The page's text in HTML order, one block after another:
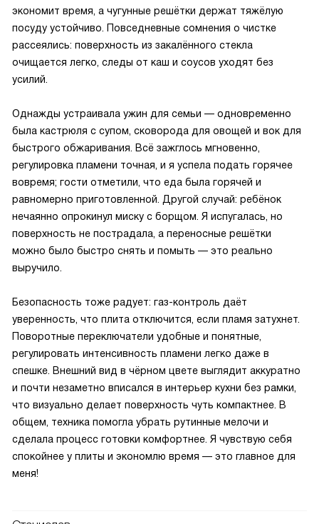
экономит время, а чугунные решётки держат тяжёлую
посуду устойчиво. Повседневные сомнения о чистке
рассеялись: поверхность из закалённого стекла
очищается легко, следы от каш и соусов уходят без
усилий.
Однажды устраивала ужин для семьи — одновременно
была кастрюля с супом, сковорода для овощей и вок для
быстрого обжаривания. Всё зажглось мгновенно,
регулировка пламени точная, и я успела подать горячее
вовремя; гости отметили, что еда была горячей и
равномерно приготовленной. Другой случай: ребёнок
нечаянно опрокинул миску с борщом. Я испугалась, но
поверхность не пострадала, а переносные решётки
можно было быстро снять и помыть — это реально
выручило.
Безопасность тоже радует: газ-контроль даёт
уверенность, что плита отключится, если пламя затухнет.
Поворотные переключатели удобные и понятные,
регулировать интенсивность пламени легко даже в
спешке. Внешний вид в чёрном цвете выглядит аккуратно
и почти незаметно вписался в интерьер кухни без рамки,
что визуально делает поверхность чуть компактнее. В
общем, техника помогла убрать рутинные мелочи и
сделала процесс готовки комфортнее. Я чувствую себя
спокойнее у плиты и экономлю время — это главное для
меня!